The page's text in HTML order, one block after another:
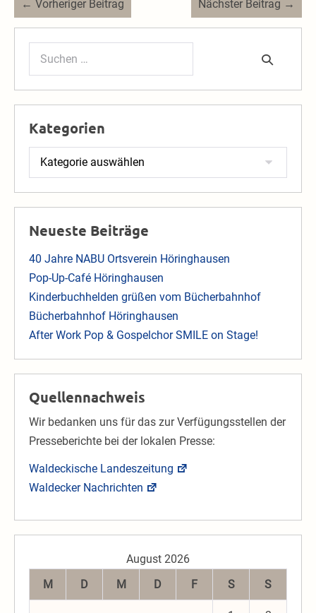
Beitragsnavigation
← Vorheriger Beitrag Nächster Beitrag →
Suchen
Kategorien
Kategorien
Neueste Beiträge
40 Jahre NABU Ortsverein Höringhausen
Pop-Up-Café Höringhausen
Kinderbuchhelden grüßen vom Bücherbahnhof
Bücherbahnhof Höringhausen
After Work Pop & Gospelchor SMILE on Stage!
Quellennachweis
Wir bedanken uns für das zur Verfügungsstellen der
Presseberichte bei der lokalen Presse:
Waldeckische Landeszeitung
Waldecker Nachrichten
August 2026
M
D M D F S S